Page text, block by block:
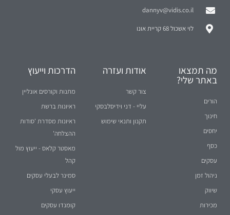
dannyv@vidis.co.il
לוי אשכול 68 קריית אונו
מה תמצאו
באתר שלי?
הורים
חינוך
יחסים
כסף
עסקים
ניהול זמן
שיווק
מכירות
אודות ועזרה
צור קשר
עליי - דני וידיסלבסקי
תקנון ותנאי שימוש
הדרכות וייעוץ
מתנות וקורסים אונליין
ראיונות ברשת
ראיונות מסדרת 'סודות
ההצלחה'
מאסטר קלאס - ייעוץ מול
קהל
סמינר לבעלי עסקים
ייעוץ עסקי
קומנדו עסקים